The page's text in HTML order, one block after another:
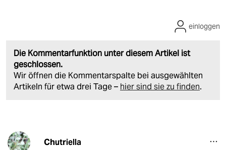
Die Kommentarfunktion unter diesem Artikel ist
geschlossen.
Wir öffnen die Kommentarspalte bei ausgewählten
Artikeln für etwa drei Tage – hier sind sie zu finden.
einloggen
Chutriella